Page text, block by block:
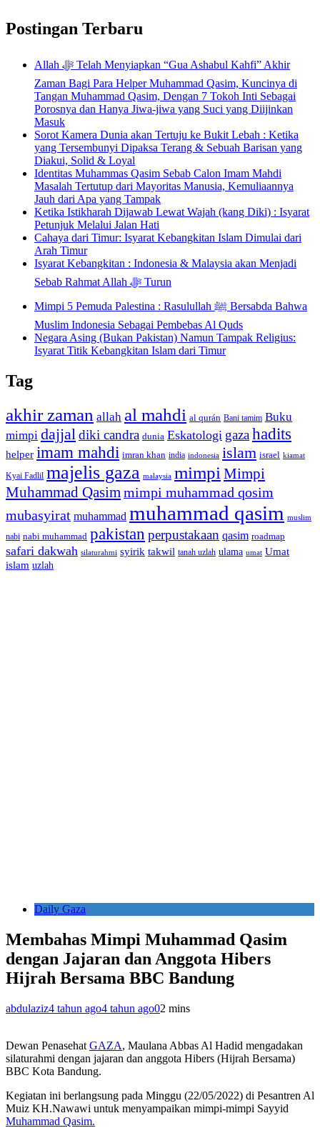
Postingan Terbaru
Allah ﷻ Telah Menyiapkan “Gua Ashabul Kahfi” Akhir
Zaman Bagi Para Helper Muhammad Qasim, Kuncinya di
Tangan Muhammad Qasim, Dengan 7 Tokoh Inti Sebagai
Porosnya dan Hanya Jiwa-jiwa yang Suci yang Diijinkan
Masuk
Sorot Kamera Dunia akan Tertuju ke Bukit Lebah : Ketika
yang Tersembunyi Dipaksa Terang & Sebuah Barisan yang
Diakui, Solid & Loyal
Identitas Muhammas Qasim Sebab Calon Imam Mahdi
Masalah Tertutup dari Mayoritas Manusia, Kemuliaannya
Jauh dari Apa yang Tampak
Ketika Istikharah Dijawab Lewat Wajah (kang Diki) : Isyarat
Petunjuk Melalui Jalan Hati
Cahaya dari Timur: Isyarat Kebangkitan Islam Dimulai dari
Arah Timur
Isyarat Kebangkitan : Indonesia & Malaysia akan Menjadi
Sebab Rahmat Allah ﷻ Turun
Mimpi 5 Pemuda Palestina : Rasulullah ﷺ Bersabda Bahwa
Muslim Indonesia Sebagai Pembebas Al Quds
Negara Asing (Bukan Pakistan) Namun Tampak Religius:
Isyarat Titik Kebangkitan Islam dari Timur
Tag
akhir zaman allah al mahdi al qurán Bani tamim Buku
mimpi dajjal diki candra dunia Eskatologi gazahadits
helper imam mahdi imran khan india indonesia islam israel kiamat
Kyai Fadlil majelis gaza malaysia mimpi Mimpi
Muhammad Qasim mimpi muhammad qosim
mubasyirat muhammad muhammad qasim muslim
nabi nabi muhammad pakistan perpustakaan qasim roadmap
safari dakwah silaturahmi syirik takwil tanah uzlah ulama umat Umat
islam uzlah
Daily Gaza
Membahas Mimpi Muhammad Qasim
dengan Jajaran dan Anggota Hibers
Hijrah Bersama BBC Bandung
abdulaziz4 tahun ago4 tahun ago02 mins
Dewan Penasehat GAZA, Maulana Abbas Al Hadid mengadakan
silaturahmi dengan jajaran dan anggota Hibers (Hijrah Bersama)
BBC Kota Bandung.
Kegiatan ini berlangsung pada Minggu (22/05/2022) di Pesantren Al
Muiz KH.Nawawi untuk menyampaikan mimpi-mimpi Sayyid
Muhammad Qasim.